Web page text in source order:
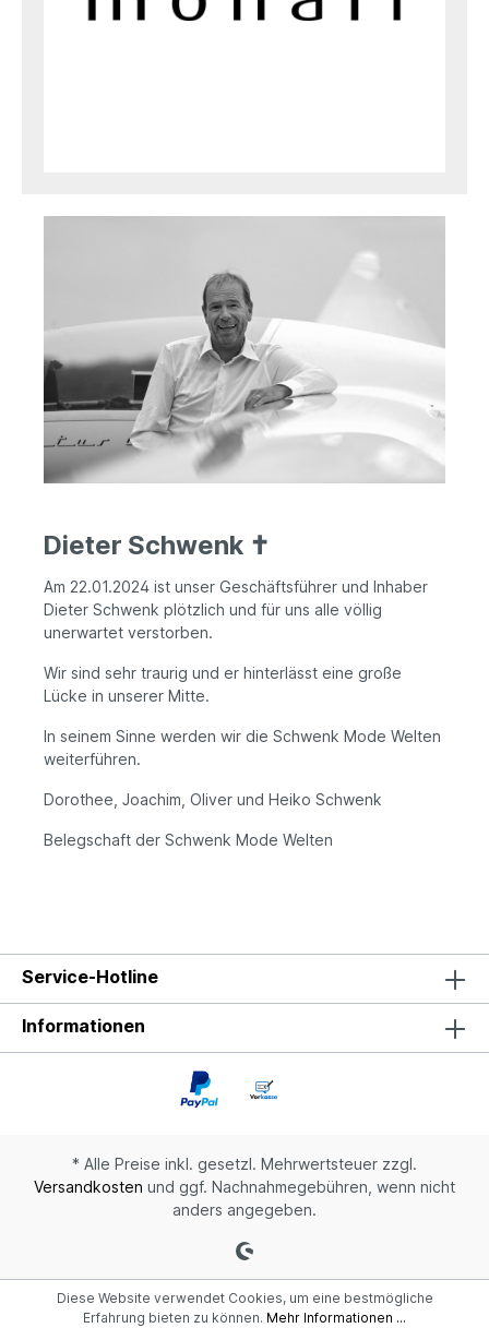
Dieter Schwenk ✝
Am 22.01.2024 ist unser Geschäftsführer und Inhaber
Dieter Schwenk plötzlich und für uns alle völlig
unerwartet verstorben.
Wir sind sehr traurig und er hinterlässt eine große
Lücke in unserer Mitte.
In seinem Sinne werden wir die Schwenk Mode Welten
weiterführen.
Dorothee, Joachim, Oliver und Heiko Schwenk
Belegschaft der Schwenk Mode Welten
Service-Hotline
Informationen
* Alle Preise inkl. gesetzl. Mehrwertsteuer zzgl.
Versandkosten und ggf. Nachnahmegebühren, wenn nicht
anders angegeben.
Diese Website verwendet Cookies, um eine bestmögliche
Erfahrung bieten zu können. Mehr Informationen ...